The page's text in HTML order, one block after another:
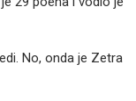
No, onda je Zetra